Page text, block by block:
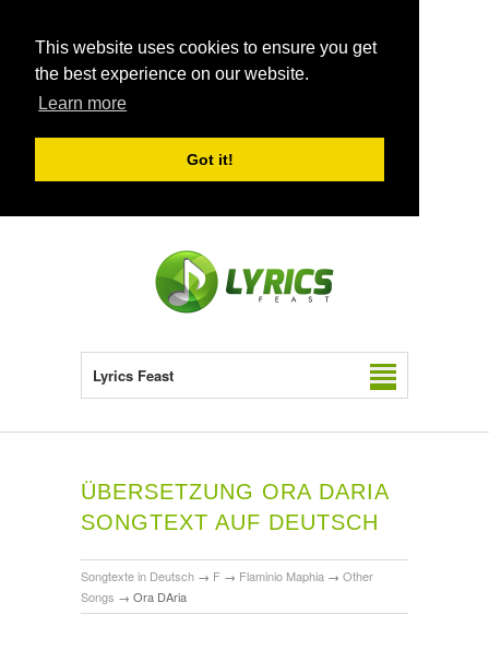
This website uses cookies to ensure you get
the best experience on our website.
Learn more
Got it!
Lyrics Feast
ÜBERSETZUNG ORA DARIA
SONGTEXT AUF DEUTSCH
Songtexte in Deutsch → F → Flaminio Maphia → Other
Songs → Ora DAria